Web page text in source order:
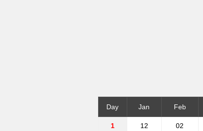
Day Jan Feb
1 12 02